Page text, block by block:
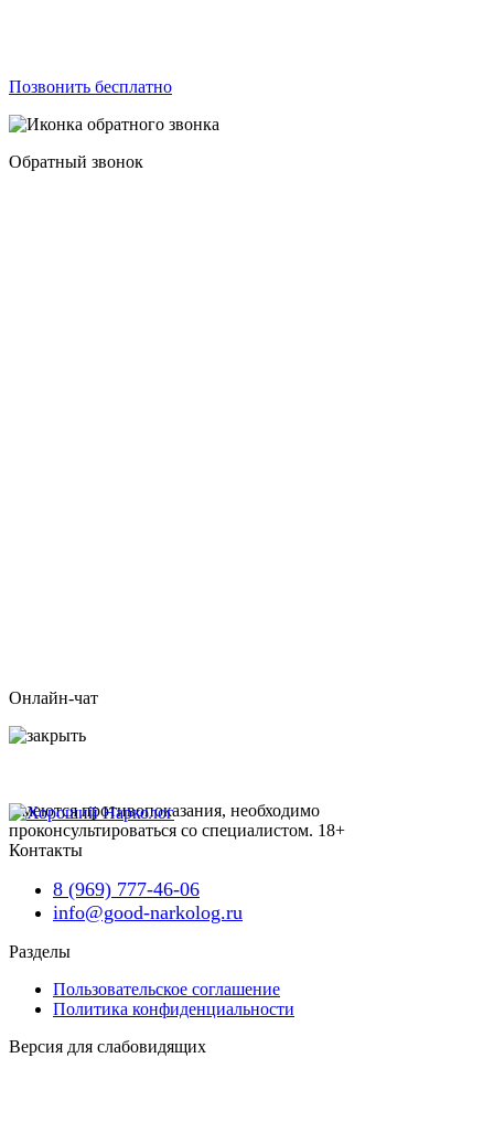
Позвонить бесплатно
Обратный звонок
Онлайн-чат
Имеются противопоказания, необходимо
проконсультироваться со специалистом. 18+
Контакты
8 (969) 777-46-06
info@good-narkolog.ru
Разделы
Пользовательское соглашение
Политика конфиденциальности
Версия для слабовидящих